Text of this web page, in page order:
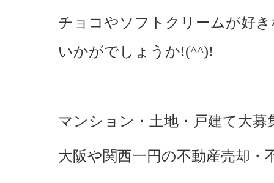
チョコやソフトクリームが好
いかがでしょうか!(^^)!
マンション・土地・戸建て大募
大阪や関西一円の不動産売却・